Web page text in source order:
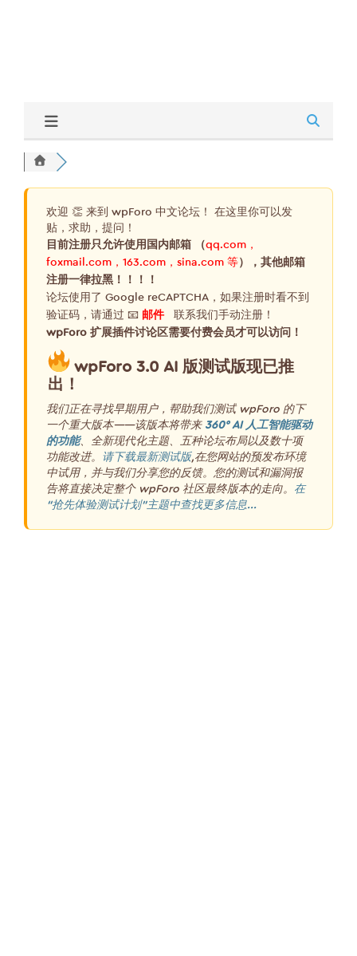
欢迎 👏 来到 wpForo 中文论坛！ 在这里你可以发
贴，求助，提问！
目前注册只允许使用国内邮箱 （qq.com，
foxmail.com，163.com，sina.com 等），其他邮箱
注册一律拉黑！！！！
论坛使用了 Google reCAPTCHA，如果注册时看不到
验证码，请通过 📧 邮件联系我们手动注册！
wpForo 扩展插件讨论区需要付费会员才可以访问！
wpForo 3.0 AI 版测试版现已推
出！
我们正在寻找早期用户，帮助我们测试 wpForo 的下
一个重大版本——该版本将带来 360° AI 人工智能驱动
的功能、全新现代化主题、五种论坛布局以及数十项
功能改进。 请下载最新测试版,在您网站的预发布环境
中试用，并与我们分享您的反馈。您的测试和漏洞报
告将直接决定整个 wpForo 社区最终版本的走向。 在
“抢先体验测试计划”主题中查找更多信息...